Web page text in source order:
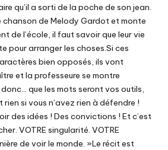
qu’il a sorti de la poche de son jean.
chanson de Melody Gardot et monte
de l’école, il faut savoir que leur vie
pour arranger les choses.Si ces
bien opposés, ils vont
et la professeure se montre
donc… que les mots seront vos outils,
si vous n’avez rien à défendre !
des idées ! Des convictions ! Et c’est
VOTRE singularité. VOTRE
de voir le monde. »Le récit est